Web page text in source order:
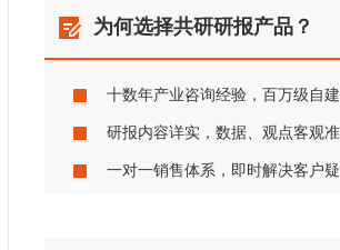
为何选择共研研报产品？
十数年产业咨询经验，百万级自
研报内容详实，数据、观点客观
一对一销售体系，即时解决客户